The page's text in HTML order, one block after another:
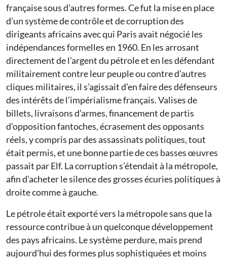
française sous d’autres formes. Ce fut la mise en place
d’un système de contrôle et de corruption des
dirigeants africains avec qui Paris avait négocié les
indépendances formelles en 1960. En les arrosant
directement de l’argent du pétrole et en les défendant
militairement contre leur peuple ou contre d’autres
cliques militaires, il s’agissait d’en faire des défenseurs
des intérêts de l’impérialisme français. Valises de
billets, livraisons d’armes, financement de partis
d’opposition fantoches, écrasement des opposants
réels, y compris par des assassinats politiques, tout
était permis, et une bonne partie de ces basses œuvres
passait par Elf. La corruption s’étendait à la métropole,
afin d’acheter le silence des grosses écuries politiques à
droite comme à gauche.
Le pétrole était exporté vers la métropole sans que la
ressource contribue à un quelconque développement
des pays africains. Le système perdure, mais prend
aujourd’hui des formes plus sophistiquées et moins